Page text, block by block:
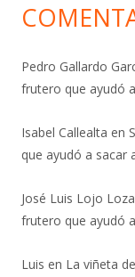
Pedro Gallardo
frutero que ayudó
Isabel Callealta en
que ayudó a sacar
José Luis Lojo
frutero que ayudó
Luis en La viñeta